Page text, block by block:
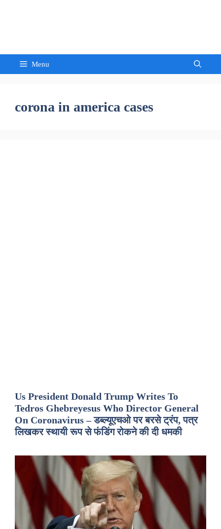
Menu
corona in america cases
Us President Donald Trump Writes To
Tedros Ghebreyesus Who Director General
On Coronavirus – डब्ल्यूएचओ पर बरसे ट्रंप, पत्र
लिखकर स्थायी रूप से फंडिंग रोकने की दी धमकी